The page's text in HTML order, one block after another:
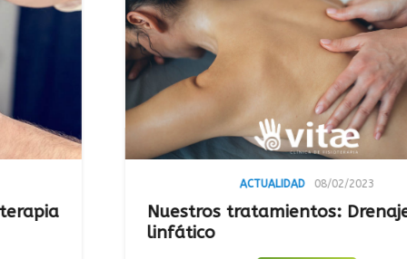
08/02/2023
Nuestros tratamientos: Drenaje